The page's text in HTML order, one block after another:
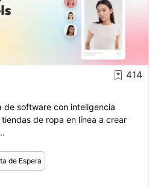
414
de software con inteligencia
de ropa en línea a crear
de Espera